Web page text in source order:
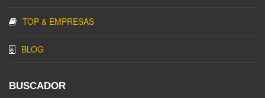
TOP & EMPRESAS
BLOG
BUSCADOR